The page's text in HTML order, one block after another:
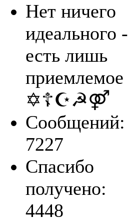
Нет ничего
идеального -
есть лишь
приемлемое
✡☦☪☭⚤
Сообщений:
7227
Спасибо
получено:
4448